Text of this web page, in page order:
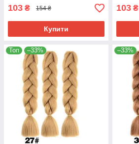
103 ₴ 154 ₴
Купити
103 ₴
Топ –33% –33%